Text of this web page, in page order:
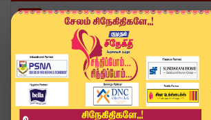
Home Topics அமலாக்கத்துறை